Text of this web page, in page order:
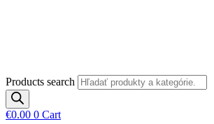
Products search
€0.00 0 Cart